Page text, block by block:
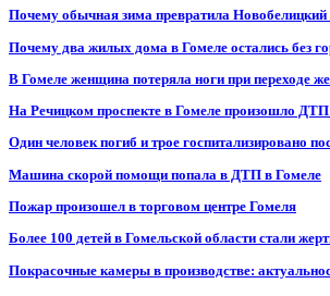
Почему обычная зима превратила
Почему два жилых дома в Гомеле остались без
В Гомеле женщина потеряла ноги при переходе
На Речицком проспекте в Гомеле произошло ДТП
Один человек погиб и трое госпитализировано
Машина скорой помощи попала в ДТП в Гомеле
Пожар произошел в торговом центре Гомеля
Более 100 детей в Гомельской области стали
Покрасочные камеры в производстве: